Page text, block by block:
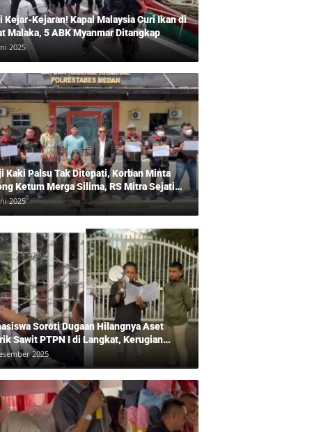
Kejar-Kejaran! Kapal Malaysia Curi Ikan di
Malaka, 5 ABK Myanmar Ditangkap
2025
Kaki Palsu Tak Ditepati, Korban Minta
Ketum Merga Silima, RS Mitra Sejati
Kuasa Hukum, Hans Silalahi
Julita Cari Keadilan
2025
Soroti Dugaan Hilangnya Aset
Sawit PTPN I di Langkat, Kerugian
Ditaksir Rp20 Miliar
2025